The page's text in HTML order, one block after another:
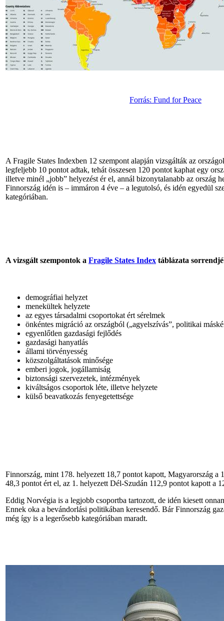
Forrás: Fund for Peace
A Fragile States Indexben 12 szempont alapján vizsgálták az
legfeljebb 10 pontot adtak, tehát összesen 120 pontot kaphat egy
illetve minél „jobb” helyezést ér el, annál bizonytalanabb az ország
Finnország idén is – immáron 4 éve – a legutolsó, és idén egyedül
kategóriában.
A vizsgált szempontok a Fragile States Index táblázata
demográfiai helyzet
menekültek helyzete
az egyes társadalmi csoportokat ért sérelmek
önkéntes migráció az országból („agyelszívás”, politikai
egyenlőtlen gazdasági fejlődés
gazdasági hanyatlás
állami törvényesség
közszolgáltatások minősége
emberi jogok, jogállamiság
biztonsági szervezetek, intézmények
kiváltságos csoportok léte, illetve helyzete
külső beavatkozás fenyegetettsége
Finnország, mint 178. helyezett 18,7 pontot kapott, Magyarország a
48,3 pontot ért el, az 1. helyezett Dél-Szudán 112,9 pontot kapott a
Eddig Norvégia is a legjobb csoportba tartozott, de idén kiesett
Ennek oka a bevándorlási politikában keresendő. Bár Finnország
még így is a legerősebb kategóriában maradt.